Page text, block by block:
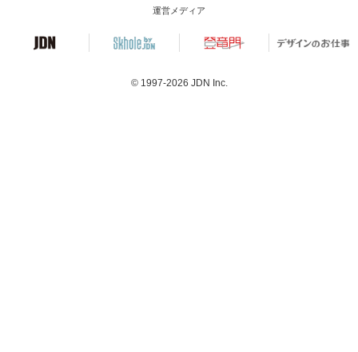
運営メディア
© 1997-2026 JDN Inc.